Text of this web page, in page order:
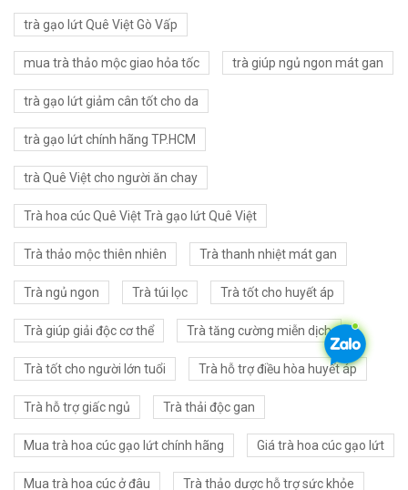
trà gạo lứt Quê Việt Gò Vấp
mua trà thảo mộc giao hỏa tốc trà giúp ngủ ngon mát gan
trà gạo lứt giảm cân tốt cho da
trà gạo lứt chính hãng TP.HCM
trà Quê Việt cho người ăn chay
Trà hoa cúc Quê Việt Trà gạo lứt Quê Việt
Trà thảo mộc thiên nhiên Trà thanh nhiệt mát gan
Trà ngủ ngon Trà túi lọc Trà tốt cho huyết áp
Trà giúp giải độc cơ thể Trà tăng cường miễn dịch
Trà tốt cho người lớn tuổi Trà hỗ trợ điều hòa huyết áp
Trà hỗ trợ giấc ngủ Trà thải độc gan
Mua trà hoa cúc gạo lứt chính hãng Giá trà hoa cúc gạo lứt
Mua trà hoa cúc ở đâu Trà thảo dược hỗ trợ sức khỏe